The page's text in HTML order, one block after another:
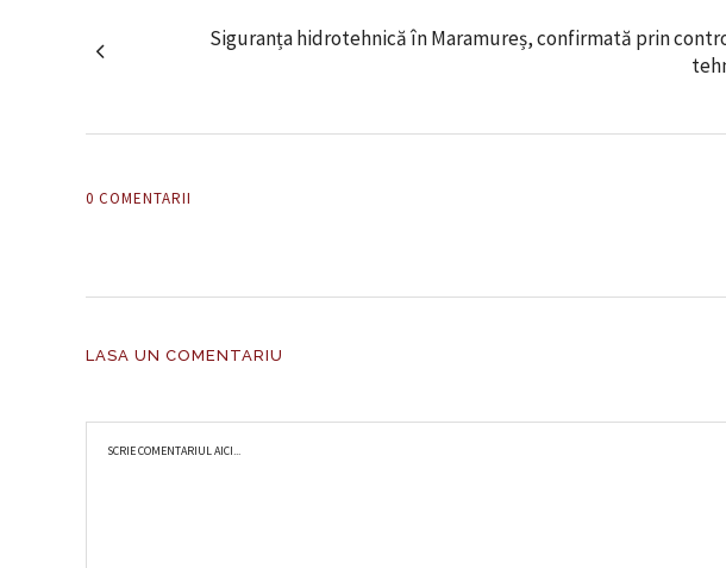
Siguranța hidrotehnică în Maramureș, confirmată prin
0 COMENTARII
LASA UN COMENTARIU